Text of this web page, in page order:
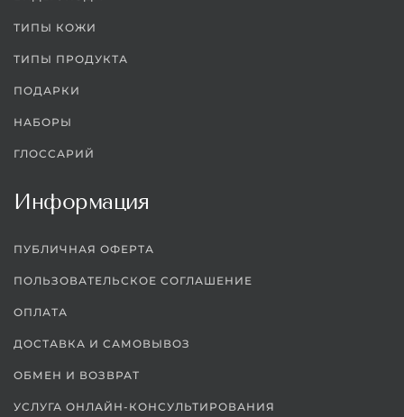
ТИПЫ КОЖИ
ТИПЫ ПРОДУКТА
ПОДАРКИ
НАБОРЫ
ГЛОССАРИЙ
Информация
ПУБЛИЧНАЯ ОФЕРТА
ПОЛЬЗОВАТЕЛЬСКОЕ СОГЛАШЕНИЕ
ОПЛАТА
ДОСТАВКА И САМОВЫВОЗ
ОБМЕН И ВОЗВРАТ
УСЛУГА ОНЛАЙН-КОНСУЛЬТИРОВАНИЯ